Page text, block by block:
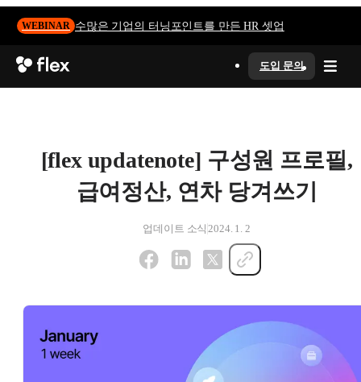
WEBINAR 수많은 기업의 터닝포인트를 만든 HR 셋업
도입 문의
[flex updatenote] 구성원 프로필,
급여정산, 연차 당겨쓰기
업데이트 소식 2024. 1. 2